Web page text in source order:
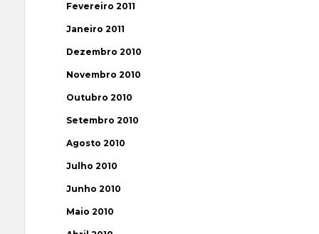
Fevereiro 2011
Janeiro 2011
Dezembro 2010
Novembro 2010
Outubro 2010
Setembro 2010
Agosto 2010
Julho 2010
Junho 2010
Maio 2010